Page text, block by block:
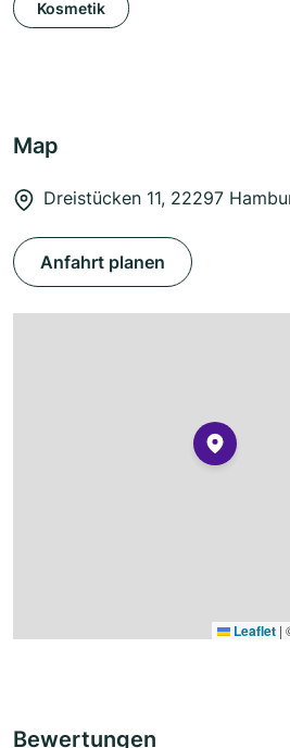
Kosmetik
Map
Dreistücken 11, 22297
Anfahrt planen
Leaflet |
Bewertungen